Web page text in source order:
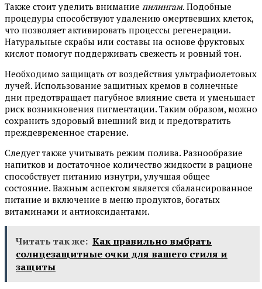
Также стоит уделить внимание пилингам. Подобные
процедуры способствуют удалению омертвевших клеток,
что позволяет активировать процессы регенерации.
Натуральные скрабы или составы на основе фруктовых
кислот помогут поддерживать свежесть и ровный тон.
Необходимо защищать от воздействия ультрафиолетовых
лучей. Использование защитных кремов в солнечные
дни предотвращает пагубное влияние света и уменьшает
риск возникновения пигментации. Таким образом, можно
сохранить здоровый внешний вид и предотвратить
преждевременное старение.
Следует также учитывать режим полива. Разнообразие
напитков и достаточное количество жидкости в рационе
способствует питанию изнутри, улучшая общее
состояние. Важным аспектом является сбалансированное
питание и включение в меню продуктов, богатых
витаминами и антиоксидантами.
Читать так же: Как правильно выбрать
солнцезащитные очки для вашего стиля и
защиты